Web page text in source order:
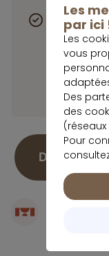
Les
: le prix
valeur
Découvrez
Écrit par
Rédaction
Les
par ici
Les
vous
Des
des
Pour